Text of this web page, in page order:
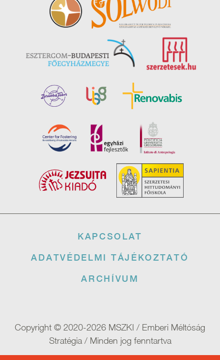
KAPCSOLAT
ADATVÉDELMI TÁJÉKOZTATÓ
ARCHÍVUM
Copyright © 2020-2026 MSZKI / Emberi Méltóság
Stratégia / Minden jog fenntartva